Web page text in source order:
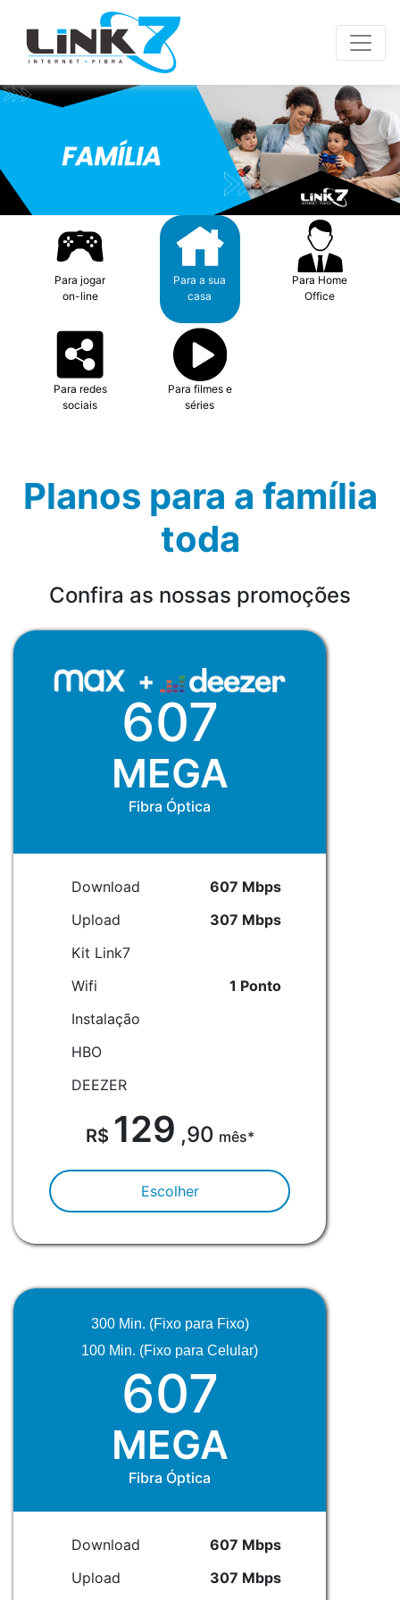
Para jogar
on-line
Para a sua
casa
Para Home
Office
Para redes
sociais
Para filmes e
séries
Planos para a família
toda
Confira as nossas promoções
607
MEGA
Fibra Óptica
Download
607 Mbps
Upload
307 Mbps
Kit Link7
Wifi
1 Ponto
Instalação
HBO
DEEZER
129 ,90 mês*
Escolher
300 Min. (Fixo para Fixo)
100 Min. (Fixo para Celular)
607
MEGA
Fibra Óptica
Download
607 Mbps
Upload
307 Mbps